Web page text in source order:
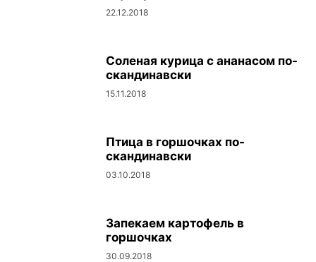
22.12.2018
Соленая курица с ананасом по-
скандинавски
15.11.2018
Птица в горшочках по-
скандинавски
03.10.2018
Запекаем картофель в
горшочках
30.09.2018